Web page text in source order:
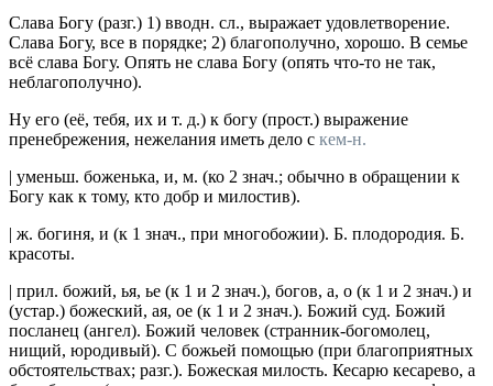
Слава Богу (разг.) 1) вводн. сл., выражает удовлетворение.
Слава Богу, все в порядке; 2) благополучно, хорошо. В семье
всё слава Богу. Опять не слава Богу (опять что-то не так,
неблагополучно).
Ну его (её, тебя, их и т. д.) к богу (прост.) выражение
пренебрежения, нежелания иметь дело с кем-н.
| уменьш. боженька, и, м. (ко 2 знач.; обычно в обращении к
Богу как к тому, кто добр и милостив).
| ж. богиня, и (к 1 знач., при многобожии). Б. плодородия. Б.
красоты.
| прил. божий, ья, ье (к 1 и 2 знач.), богов, а, о (к 1 и 2 знач.) и
(устар.) божеский, ая, ое (к 1 и 2 знач.). Божий суд. Божий
посланец (ангел). Божий человек (странник-богомолец,
нищий, юродивый). С божьей помощью (при благоприятных
обстоятельствах; разг.). Божеская милость. Кесарю кесарево, а